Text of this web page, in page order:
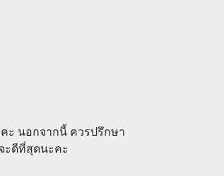
ะ นอกจากนี้ ควรปรึกษา
ะดีที่สุดนะคะ